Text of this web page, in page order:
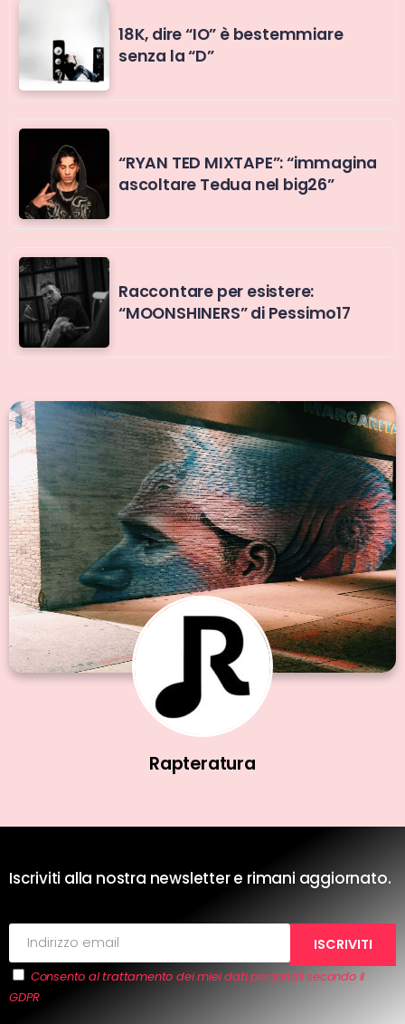
18K, dire “IO” è bestemmiare
senza la “D”
“RYAN TED MIXTAPE”: “immagina
ascoltare Tedua nel big26”
Raccontare per esistere:
“MOONSHINERS” di Pessimo17
Rapteratura
Iscriviti alla nostra newsletter e rimani aggiornato.
Consento al trattamento dei miei dati personali secondo il
GDPR